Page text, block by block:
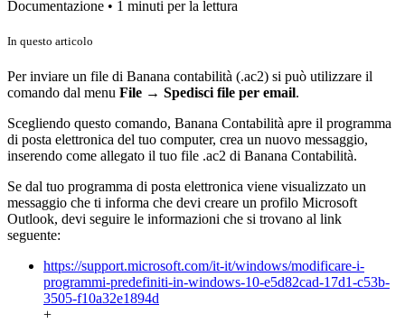
Documentazione • 1 minuti per la lettura
In questo articolo
Per inviare un file di Banana contabilità (.ac2) si può utilizzare il
comando dal menu File → Spedisci file per email.
Scegliendo questo comando, Banana Contabilità apre il programma
di posta elettronica del tuo computer, crea un nuovo messaggio,
inserendo come allegato il tuo file .ac2 di Banana Contabilità.
Se dal tuo programma di posta elettronica viene visualizzato un
messaggio che ti informa che devi creare un profilo Microsoft
Outlook, devi seguire le informazioni che si trovano al link
seguente:
https://support.microsoft.com/it-it/windows/modificare-i-
programmi-predefiniti-in-windows-10-e5d82cad-17d1-c53b-
3505-f10a32e1894d
+